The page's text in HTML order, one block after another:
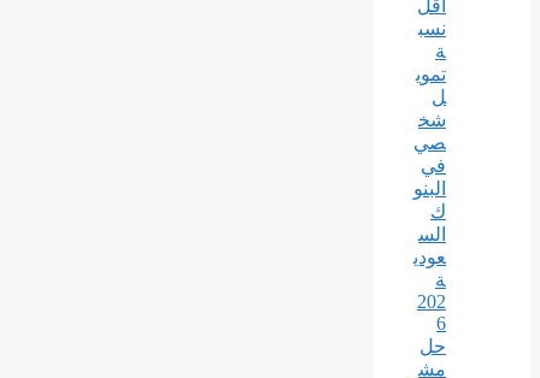
أقل
نسب
ة
تموي
ل
شخ
صي
في
البنو
ك
الس
عودي
ة
202
6
حل
مش